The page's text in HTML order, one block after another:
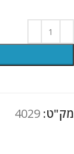
מק"ט: 4029